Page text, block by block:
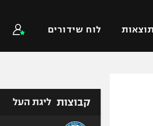
תוצאות לוח שידורים
טניס
קבוצות ליגת העל